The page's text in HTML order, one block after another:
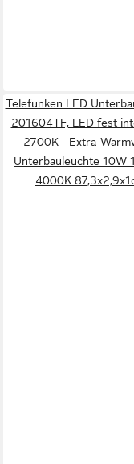
Telefunken LED
201604TF, LED fest
2700K - Extra-
Unterbauleuchte 10W
4000K